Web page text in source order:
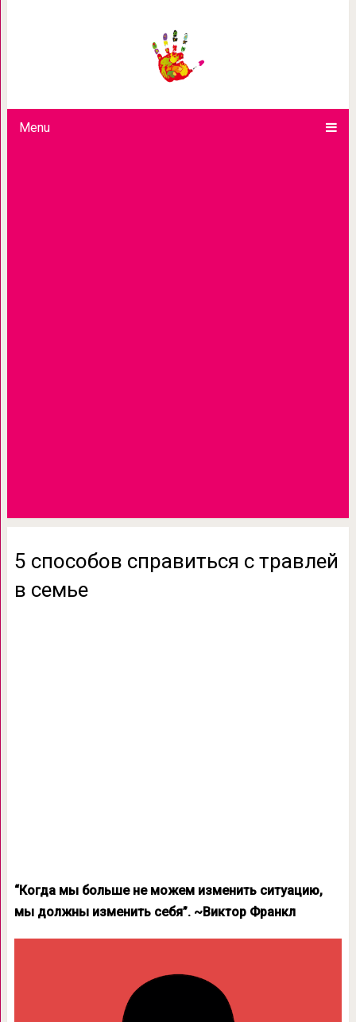
Menu
5 способов справиться с травлей
в семье
“Когда мы больше не можем изменить ситуацию,
мы должны изменить себя”. ~Виктор Франкл